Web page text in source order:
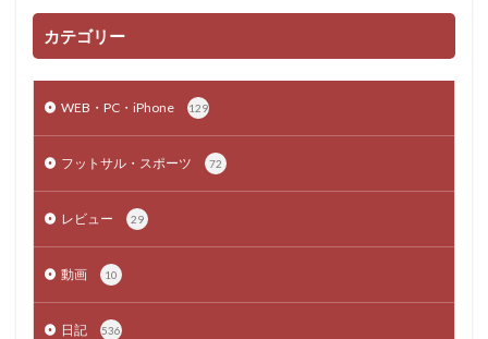
カテゴリー
WEB・PC・iPhone 129
フットサル・スポーツ 72
レビュー 29
動画 10
日記 536